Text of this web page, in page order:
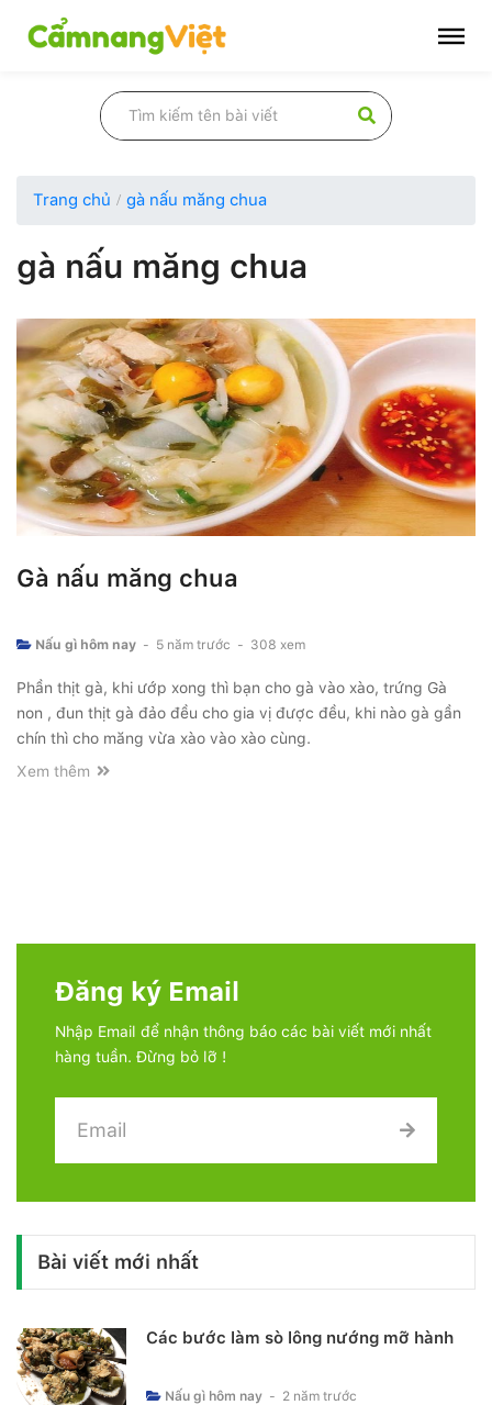
Trang chủ gà nấu măng chua
gà nấu măng chua
Gà nấu măng chua
Nấu gì hôm nay - 5 năm trước - 308 xem
Phần thịt gà, khi ướp xong thì bạn cho gà vào xào, trứng Gà
non , đun thịt gà đảo đều cho gia vị được đều, khi nào gà gần
chín thì cho măng vừa xào vào xào cùng.
Xem thêm
Đăng ký Email
Nhập Email để nhận thông báo các bài viết mới nhất
hàng tuần. Đừng bỏ lỡ !
Bài viết mới nhất
Các bước làm sò lông nướng mỡ hành
Nấu gì hôm nay - 2 năm trước